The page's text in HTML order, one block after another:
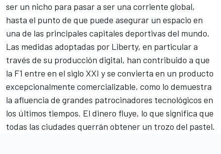
ser un nicho para pasar a ser una corriente global,
hasta el punto de que puede asegurar un espacio en
una de las principales capitales deportivas del mundo.
Las medidas adoptadas por Liberty, en particular a
través de su producción digital, han contribuido a que
la F1 entre en el siglo XXI y se convierta en un producto
excepcionalmente comercializable, como lo demuestra
la afluencia de grandes patrocinadores tecnológicos en
los últimos tiempos. El dinero fluye, lo que significa que
todas las ciudades querrán obtener un trozo del pastel.